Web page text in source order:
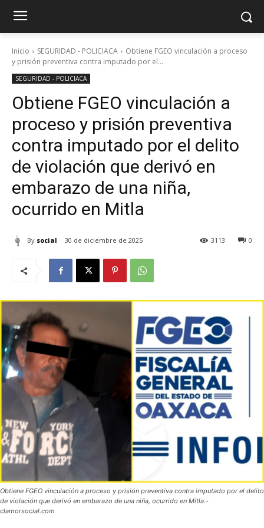
Inicio SEGURIDAD - POLICIACA
Obtiene FGEO vinculación a proceso
y prisión preventiva contra imputado por el...
SEGURIDAD - POLICIACA
Obtiene FGEO vinculación a
proceso y prisión preventiva
contra imputado por el delito
de violación que derivó en
embarazo de una niña,
ocurrido en Mitla
By social 30 de diciembre de 2025 0
3113
Obtiene FGEO vinculación a proceso y prisión preventiva contra imputado por el delito
de violación que derivó en embarazo de una niña, ocurrido en Mitla.-
clamorsocial.com